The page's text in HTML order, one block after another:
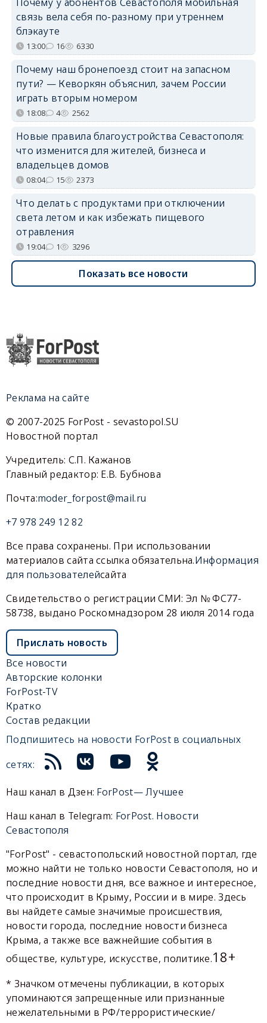
связь вела себя по-разному при утреннем
блэкауте
13:00 16 6330
Почему наш бронепоезд стоит на запасном
пути? — Кеворкян объяснил, зачем России
играть вторым номером
18:08 4 2562
Новые правила благоустройства Севастополя:
что изменится для жителей, бизнеса и
владельцев домов
08:04 15 2373
Что делать с продуктами при отключении
света летом и как избежать пищевого
отравления
19:04 1 3296
Показать все новости
Реклама на сайте
© 2007-2025 ForPost - sevastopol.SU
Новостной портал
Учредитель: С.П. Кажанов
Главный редактор: Е.В. Бубнова
Почта:moder_forpost@mail.ru
+7 978 249 12 82
Все права сохранены. При использовании
материалов сайта ссылка обязательна.Информация
для пользователейсайта
Свидетельство о регистрации СМИ: Эл № ФС77-
58738, выдано Роскомнадзором 28 июля 2014 года
Прислать новость
Все новости
Авторские колонки
ForPost-TV
Кратко
Состав редакции
Подпишитесь на новости ForPost в социальных
сетях:
Наш канал в Дзен: ForPost— Лучшее
Наш канал в Telegram: ForPost. Новости
Севастополя
"ForPost" - севастопольский новостной портал, где
можно найти не только новости Севастополя, но и
последние новости дня, все важное и интересное,
что происходит в Крыму, России и в мире. Здесь
вы найдете самые значимые происшествия,
новости города, последние новости бизнеса
Крыма, а также все важнейшие события в
обществе, культуре, искусстве, политике.18+
* Значком отмечены публикации, в которых
упоминаются запрещенные или признанные
нежелательными в РФ/террористические/